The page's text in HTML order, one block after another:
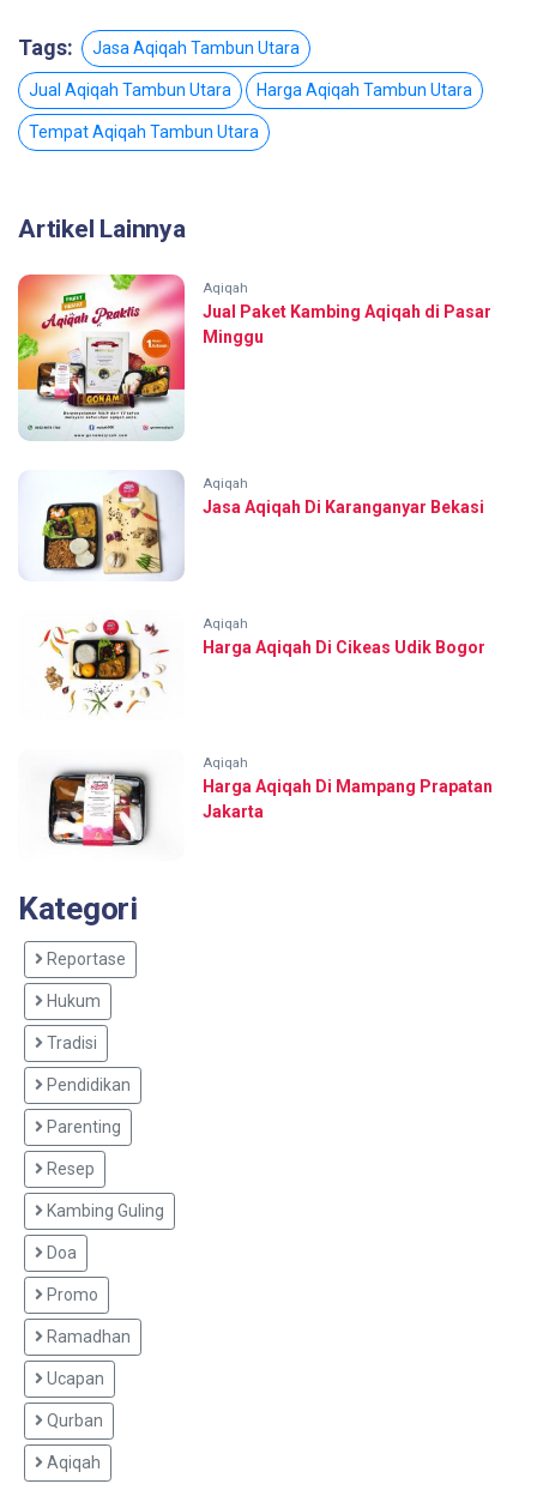
Tags: Jasa Aqiqah Tambun Utara
Jual Aqiqah Tambun Utara Harga Aqiqah Tambun Utara
Tempat Aqiqah Tambun Utara
Artikel Lainnya
Aqiqah
Jual Paket Kambing Aqiqah di Pasar
Minggu
Aqiqah
Jasa Aqiqah Di Karanganyar Bekasi
Aqiqah
Harga Aqiqah Di Cikeas Udik Bogor
Aqiqah
Harga Aqiqah Di Mampang Prapatan
Jakarta
Kategori
Reportase
Hukum
Tradisi
Pendidikan
Parenting
Resep
Kambing Guling
Doa
Promo
Ramadhan
Ucapan
Qurban
Aqiqah